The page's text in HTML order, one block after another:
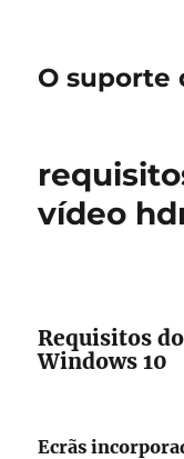
O suporte
vídeo
Requisitos
Windows 10
Ecrãs